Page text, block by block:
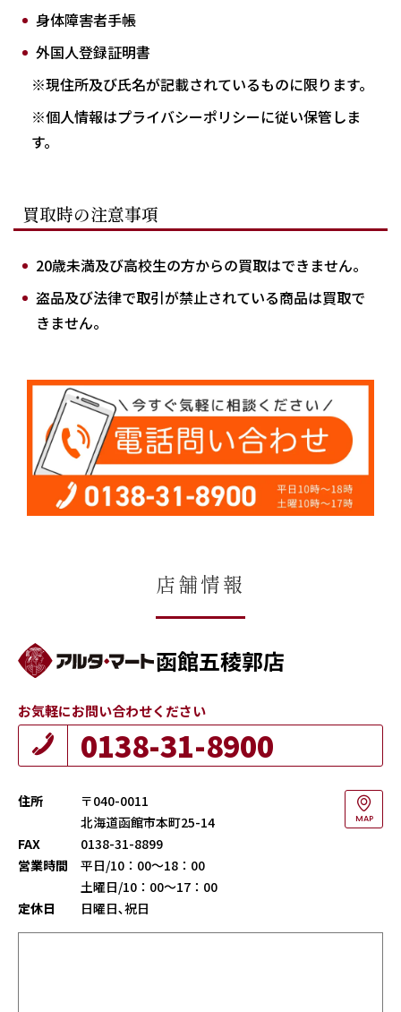
身体障害者手帳
外国人登録証明書
※現住所及び氏名が記載されているものに限ります。
※個人情報はプライバシーポリシーに従い保管しま
す。
買取時の注意事項
20歳未満及び高校生の方からの買取はできません。
盗品及び法律で取引が禁止されている商品は買取で
きません。
店舗情報
函館五稜郭店
お気軽にお問い合わせください
0138-31-8900
住所
〒040-0011
北海道函館市本町25-14
MAP
FAX
0138-31-8899
営業時間
平日/10：00～18：00
土曜日/10：00～17：00
定休日
日曜日､祝日